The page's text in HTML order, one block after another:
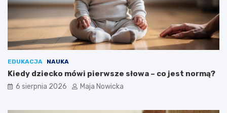
EDUKACJA NAUKA
Kiedy dziecko mówi pierwsze słowa – co jest normą?
6 sierpnia 2026 Maja Nowicka